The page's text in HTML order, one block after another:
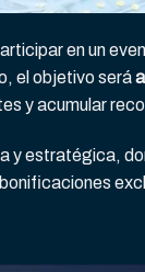
en un
el objetivo será
y acumular
y estratégica,